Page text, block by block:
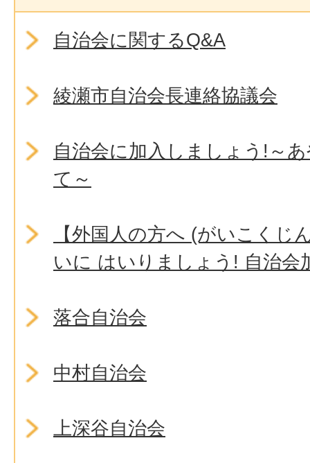
自治会に関するQ&A
綾瀬市自治会長連絡協議会
自治会に加入しましょう!～
て～
【外国人の方へ (がいこくじ
いに はいりましょう! 自治会
落合自治会
中村自治会
上深谷自治会